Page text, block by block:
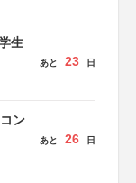
生
あと 23 日
ン
あと 26 日